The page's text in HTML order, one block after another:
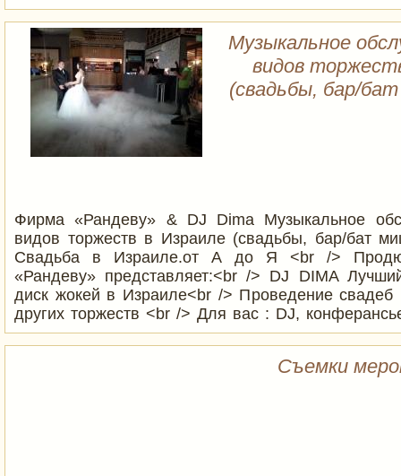
Музыкальное
видов
(свадьбы, бар/
Фирма «Рандеву» & DJ Dima Музыкальное
видов торжеств в Израиле (свадьбы, бар/бат
Свадьба в Израиле.от А до Я <br />
«Рандеву» представляет:<br /> DJ DIMA
диск жокей в Израиле<br /> Проведение
других торжеств <br /> Для вас : DJ,
саксофонист , украшение зала шарами ,
русски”<br /> Профессиональное ведение на
профессиональной свето-звуко аппаратуры<br /
Съемки